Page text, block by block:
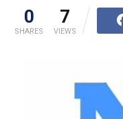
0
SHARES
7
VIEWS